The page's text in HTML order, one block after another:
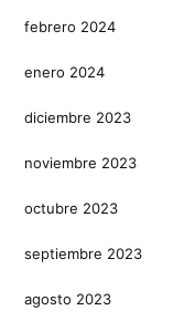
febrero 2024
enero 2024
diciembre 2023
noviembre 2023
octubre 2023
septiembre 2023
agosto 2023